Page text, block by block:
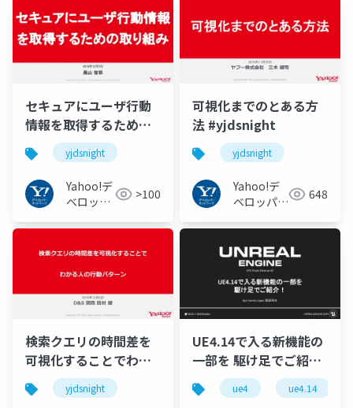
セキュアにユーザ行動
情報を取得するための
取り組み #yjdsnight
yjdsnight
Yahoo!デ
ベロッパ
ワーク
>100
可視化までのとある方
法 #yjdsnight
yjdsnight
Yahoo!デ
ベロッパー
ク
648
検索クエリの時間差を
可視化することでわか
る人の行動パターン
#yjdsnight
yjdsnight
UE4.14で入る新機能の
一部を 駆け足でご紹
介！
ue4 ue4.14